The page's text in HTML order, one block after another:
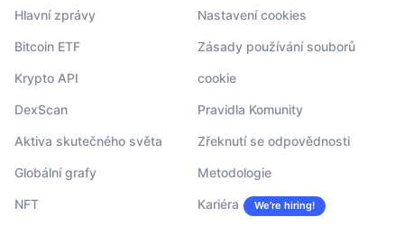
Hlavní zprávy
Bitcoin ETF
Krypto API
DexScan
Aktiva skutečného světa
Globální grafy
NFT
Nastavení cookies
Zásady používání souborů
cookie
Pravidla Komunity
Zřeknutí se odpovědnosti
Metodologie
Kariéra We’re hiring!